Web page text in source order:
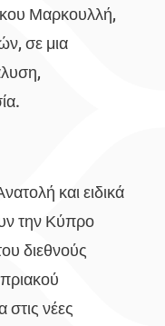
Μαρκουλλή,
σε μια
και ειδικά
την Κύπρο
διεθνούς
στις νέες